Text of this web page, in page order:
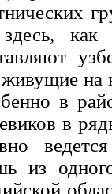
как
живущие
в
в
из